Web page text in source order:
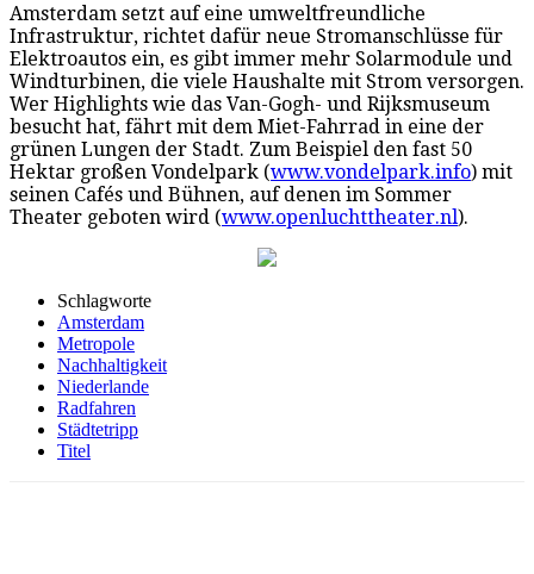
Amsterdam setzt auf eine umweltfreundliche
Infrastruktur, richtet dafür neue Stromanschlüsse für
Elektroautos ein, es gibt immer mehr Solarmodule und
Windturbinen, die viele Haushalte mit Strom versorgen.
Wer Highlights wie das Van-Gogh- und Rijksmuseum
besucht hat, fährt mit dem Miet-Fahrrad in eine der
grünen Lungen der Stadt. Zum Beispiel den fast 50
Hektar großen Vondelpark (www.vondelpark.info) mit
seinen Cafés und Bühnen, auf denen im Sommer
Theater geboten wird (www.openluchttheater.nl).
Schlagworte
Amsterdam
Metropole
Nachhaltigkeit
Niederlande
Radfahren
Städtetripp
Titel